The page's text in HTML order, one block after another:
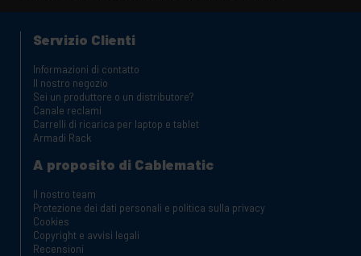
Servizio Clienti
Informazioni di contatto
Il nostro negozio
Sei un produttore o un distributore?
Canale reclami
Carrelli di ricarica per laptop e tablet
Armadi Rack
A proposito di Cablematic
Il nostro team
Protezione dei dati personali e politica sulla privacy
Cookies
Copyright e avvisi legali
Recensioni